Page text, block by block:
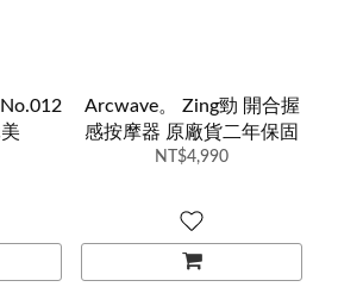
Arcwave。 Zing勁 開合握
感按摩器 原廠貨二年保固
NT$4,990